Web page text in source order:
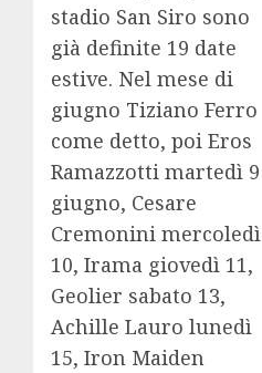
stadio San Siro sono
già definite 19 date
estive. Nel mese di
giugno Tiziano Ferro
come detto, poi Eros
Ramazzotti martedì 9
giugno, Cesare
Cremonini mercoledì
10, Irama giovedì 11,
Geolier sabato 13,
Achille Lauro lunedì
15, Iron Maiden